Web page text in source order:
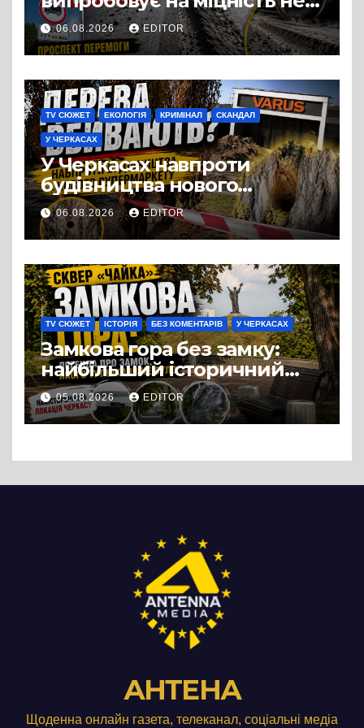
лише людей, а й дороги
Черкас
06.08.2026 EDITOR
TV СЮЖЕТ ЕКОЛОГІЯ КРИМІНАЛ СКАНДАЛ
У ЧЕРКАСАХ
У Черкасах навпроти
будівництва нового
супермаркету VARUS на
проспекті Перемоги всохли
дерева. І це навряд чи
можна назвати
випадковістю
06.08.2026 EDITOR
TV СЮЖЕТ ІСТОРІЯ БЕЗ КОМЕНТАРІВ У ЧЕРКАСАХ
Замкова гора без замку:
найбільший історичний
міф Черкас
05.08.2026 EDITOR
АНТЕНА
Щоденна онлайн газета, телеканал, соціальні медіа